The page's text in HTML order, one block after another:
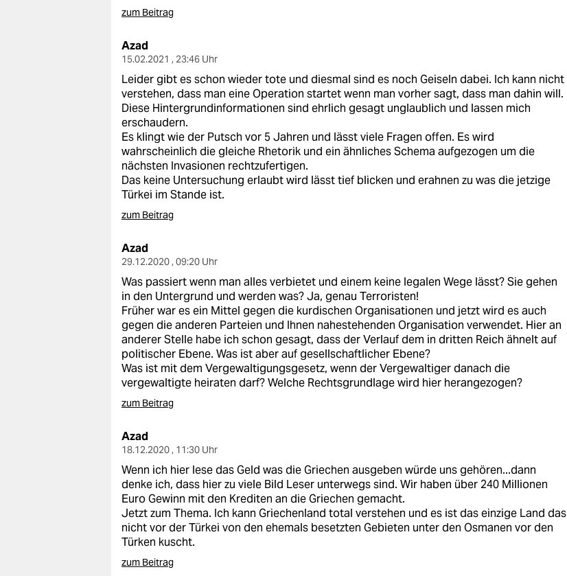
zum Beitrag
Azad
15.02.2021 , 23:46 Uhr
Leider gibt es schon wieder tote und diesmal sind es noch Geiseln dabei. Ich kann nicht
verstehen, dass man eine Operation startet wenn man vorher sagt, dass man dahin will.
Diese Hintergrundinformationen sind ehrlich gesagt unglaublich und lassen mich
erschaudern.
Es klingt wie der Putsch vor 5 Jahren und lässt viele Fragen offen. Es wird
wahrscheinlich die gleiche Rhetorik und ein ähnliches Schema aufgezogen um die
nächsten Invasionen rechtzufertigen.
Das keine Untersuchung erlaubt wird lässt tief blicken und erahnen zu was die jetzige
Türkei im Stande ist.
zum Beitrag
Azad
29.12.2020 , 09:20 Uhr
Was passiert wenn man alles verbietet und einem keine legalen Wege lässt? Sie gehen
in den Untergrund und werden was? Ja, genau Terroristen!
Früher war es ein Mittel gegen die kurdischen Organisationen und jetzt wird es auch
gegen die anderen Parteien und Ihnen nahestehenden Organisation verwendet. Hier an
anderer Stelle habe ich schon gesagt, dass der Verlauf dem in dritten Reich ähnelt auf
politischer Ebene. Was ist aber auf gesellschaftlicher Ebene?
Was ist mit dem Vergewaltigungsgesetz, wenn der Vergewaltiger danach die
vergewaltigte heiraten darf? Welche Rechtsgrundlage wird hier herangezogen?
zum Beitrag
Azad
18.12.2020 , 11:30 Uhr
Wenn ich hier lese das Geld was die Griechen ausgeben würde uns gehören...dann
denke ich, dass hier zu viele Bild Leser unterwegs sind. Wir haben über 240 Millionen
Euro Gewinn mit den Krediten an die Griechen gemacht.
Jetzt zum Thema. Ich kann Griechenland total verstehen und es ist das einzige Land das
nicht vor der Türkei von den ehemals besetzten Gebieten unter den Osmanen vor den
Türken kuscht.
zum Beitrag